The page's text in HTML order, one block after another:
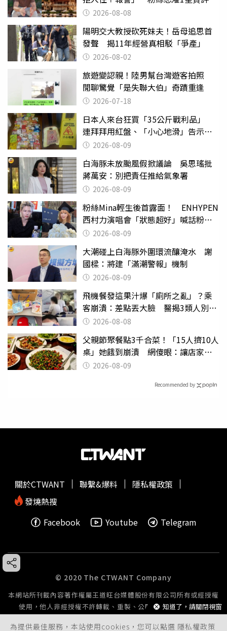
2026-08-08
陽明交大教授砍死妹夫！岳母追思首
發聲 揭11年經營真相駁「爭產」
2026-08-02
旅遊變認親！陸男幫台灣遊客拍照
閒聊驚覺「是失聯大伯」奇蹟重逢
2026-07-18
日本人來台狂買「35公斤戰利品」
連拜拜用紅盤、「小心地滑」告示牌
也帶回家
2026-08-09
白海豚未放颱風假掀議論 吳思瑤批
蔣萬安：別把責任推給氣象署
2026-08-09
粉絲Mina輕生後首露面！ ENHYPEN
西村力演唱會「狀態超好」喊話粉
絲：我們心意相通
2026-08-09
大潮碰上白海豚外圍環流釀淹水 謝
國樑：將建「滿潮警報」機制
2026-08-09
飛機餐發這果汁爆「廁所之亂」？乘
客崩潰：差點丟大臉 醫揭3類人別亂
喝 2026-08-08
父親節聚餐點3千合菜！「15人擠10人
桌」她餓到崩潰 網傻眼：讓店家看
笑話2026-08-09
Recommended by
為提供最佳服務，本站使用cookies，您可以點選 隱私權政策
知道了，請關閉視窗
關於CTWANT 聯繫&爆料
隱私權政策
發燒熱搜
Facebook
Youtube Telegram
© 2020 The CTWANT Company
本網站所刊載內容著作權屬王道旺台媒體股份有限公司所有或經授權
使用，他人非經授權不許轉載、重製、公開播送或公開傳輸。